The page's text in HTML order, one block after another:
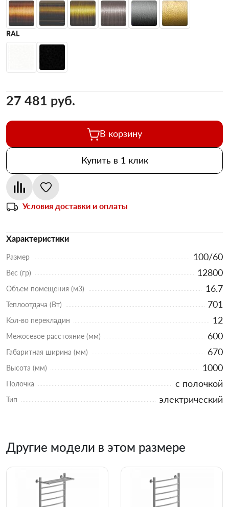
RAL
27 481 pуб.
В корзину
Купить в 1 клик
Условия доставки и оплаты
Характеристики
Размер 100/60
Вес (гр) 12800
Объем помещения (м3) 16.7
Теплоотдача (Вт) 701
Кол-во перекладин 12
Межосевое расстояние (мм) 600
Габаритная ширина (мм) 670
Высота (мм) 1000
Полочка с полочкой
Тип электрический
Другие модели в этом размере